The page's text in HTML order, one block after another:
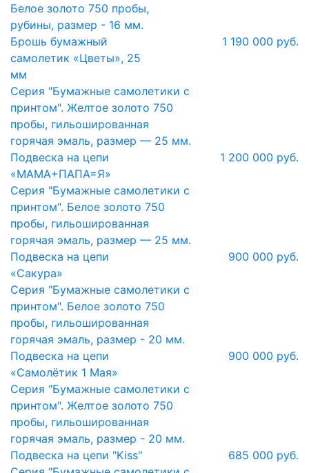
Белое золото 750 пробы,
рубины, размер - 16 мм.
Брошь бумажный
самолетик «Цветы», 25
мм
1 190 000 руб.
Серия "Бумажные самолетики с
принтом". Желтое золото 750
пробы, гильошированная
горячая эмаль, размер — 25 мм.
Подвеска на цепи
«МАМА+ПАПА=Я»
1 200 000 руб.
Серия "Бумажные самолетики с
принтом". Белое золото 750
пробы, гильошированная
горячая эмаль, размер — 25 мм.
Подвеска на цепи
«Сакура»
900 000 руб.
Серия "Бумажные самолетики с
принтом". Белое золото 750
пробы, гильошированная
горячая эмаль, размер - 20 мм.
Подвеска на цепи
«Самолётик 1 Мая»
900 000 руб.
Серия "Бумажные самолетики с
принтом". Желтое золото 750
пробы, гильошированная
горячая эмаль, размер - 20 мм.
Подвеска на цепи "Kiss"
685 000 руб.